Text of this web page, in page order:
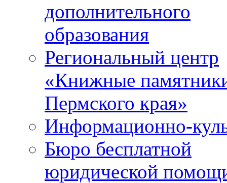
дополнительного
образования
Региональный центр
«Книжные
Пермского края»
Информационно-
Бюро бесплатной
юридической